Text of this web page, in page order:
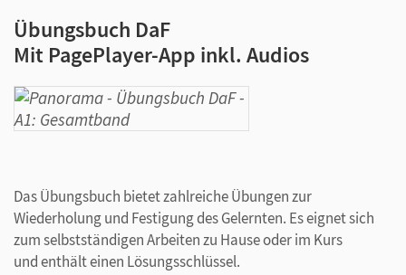
Übungsbuch DaF
Mit PagePlayer-App inkl. Audios
Das Übungsbuch bietet zahlreiche Übungen zur
Wiederholung und Festigung des Gelernten. Es eignet sich
zum selbstständigen Arbeiten zu Hause oder im Kurs
und enthält einen Lösungsschlüssel.